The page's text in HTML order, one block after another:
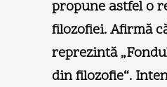
propune astfel o
filozofiei. Afirmă
reprezintă
din filozofie“.